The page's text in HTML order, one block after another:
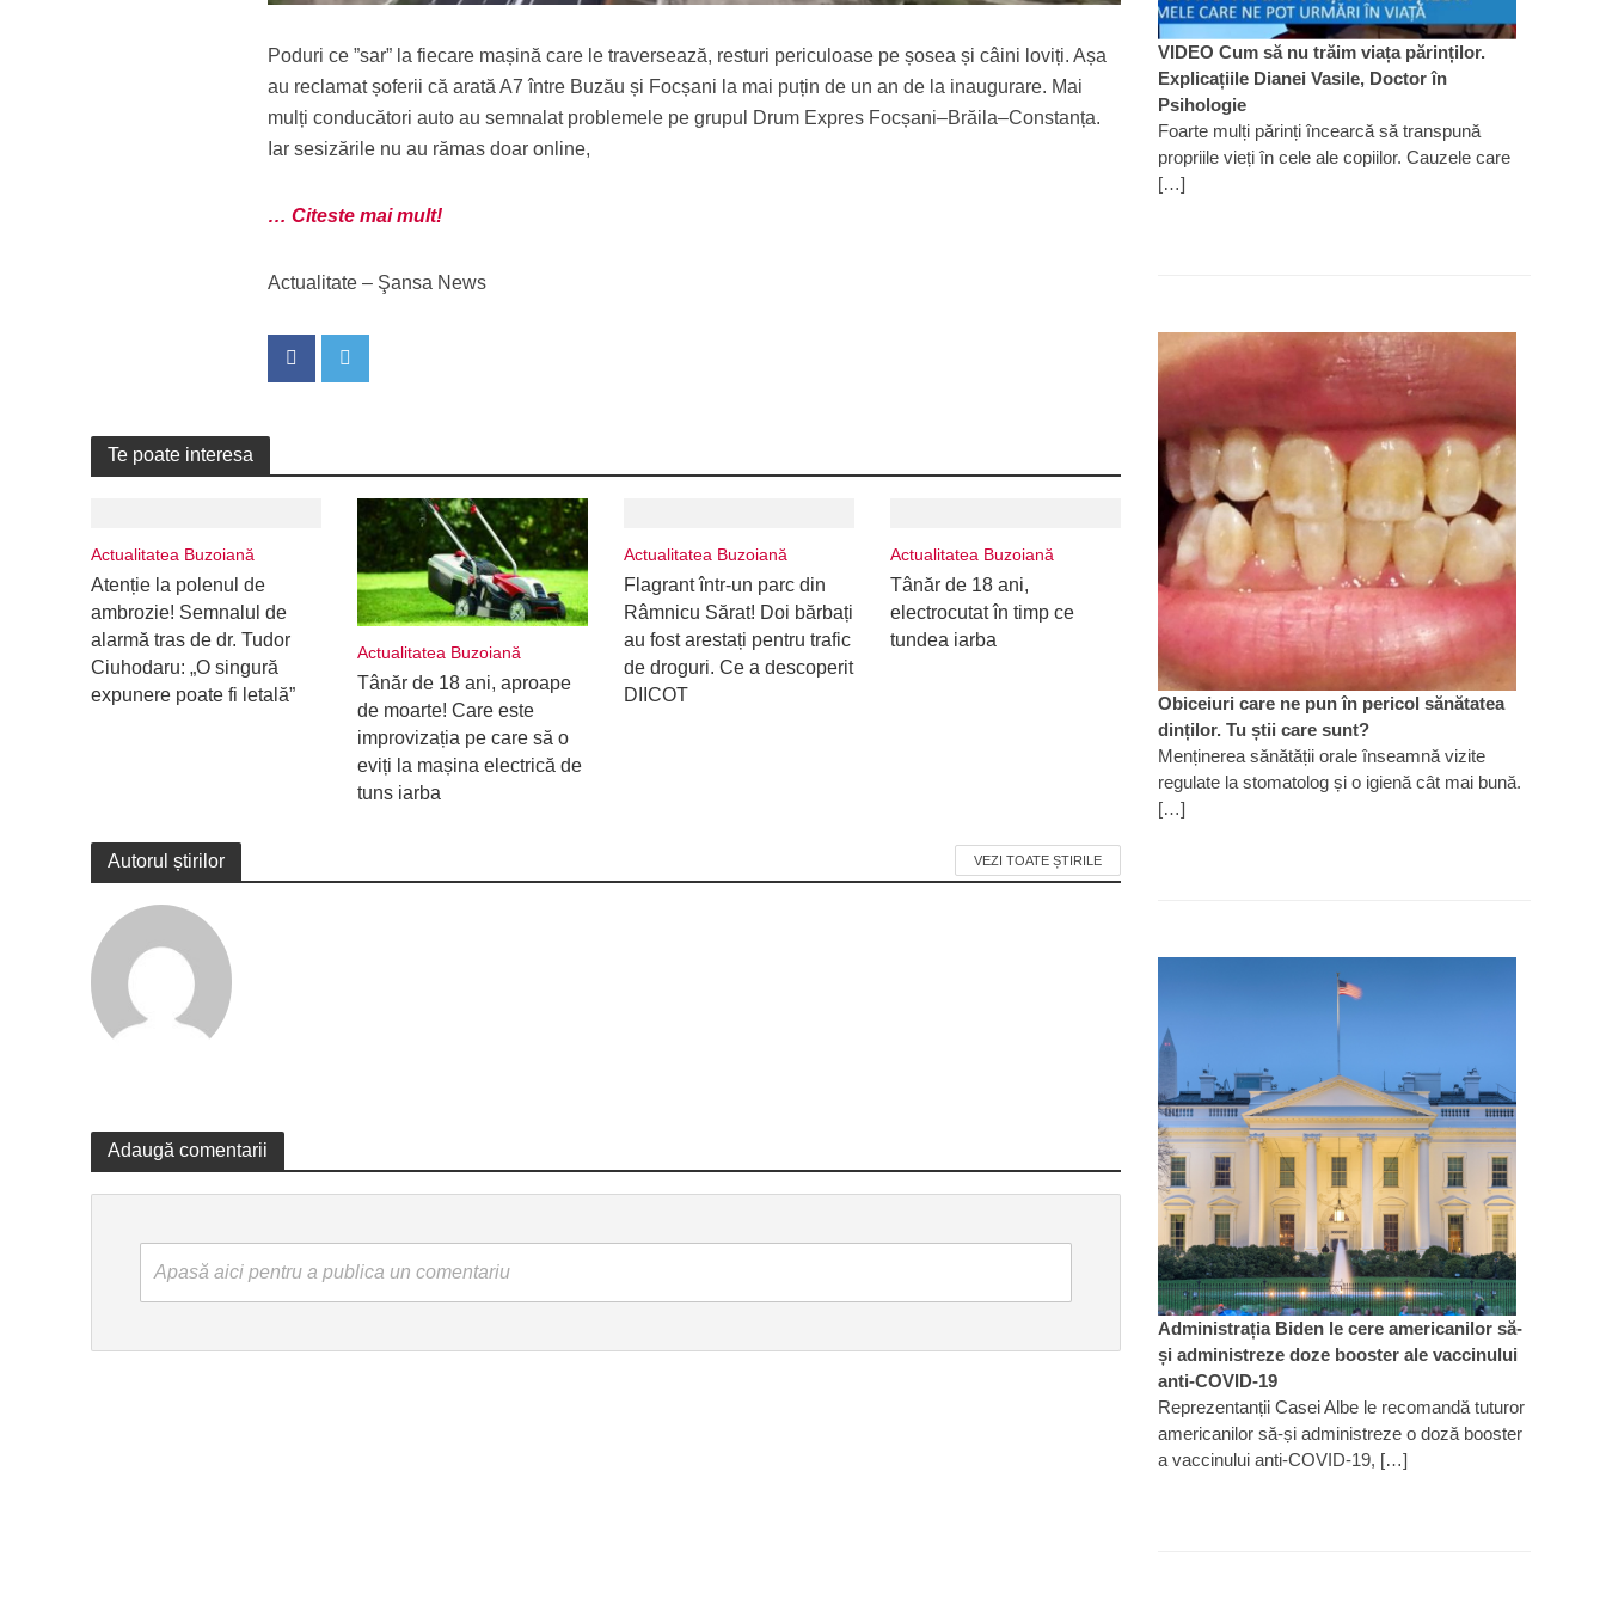
Poduri ce ”sar” la fiecare mașină care le traversează, resturi periculoase pe șosea și câini loviți. Așa
au reclamat șoferii că arată A7 între Buzău și Focșani la mai puțin de un an de la inaugurare. Mai
mulți conducători auto au semnalat problemele pe grupul Drum Expres Focșani–Brăila–Constanța.
Iar sesizările nu au rămas doar online,
… Citeste mai mult!
Actualitate – Şansa News
Te poate interesa
Actualitatea Buzoiană
Atenție la polenul de
ambrozie! Semnalul de
alarmă tras de dr. Tudor
Ciuhodaru: „O singură
expunere poate fi letală”
Actualitatea Buzoiană
Tânăr de 18 ani, aproape
de moarte! Care este
improvizația pe care să o
eviți la mașina electrică de
tuns iarba
Actualitatea Buzoiană
Flagrant într-un parc din
Râmnicu Sărat! Doi bărbați
au fost arestați pentru trafic
de droguri. Ce a descoperit
DIICOT
Actualitatea Buzoiană
Tânăr de 18 ani,
electrocutat în timp ce
tundea iarba
Autorul știrilor VEZI TOATE ȘTIRILE
Adaugă comentarii
Apasă aici pentru a publica un comentariu
VIDEO Cum să nu trăim viața părinților.
Explicațiile Dianei Vasile, Doctor în
Psihologie
Foarte mulți părinți încearcă să transpună
propriile vieți în cele ale copiilor. Cauzele care
[…]
Obiceiuri care ne pun în pericol sănătatea
dinților. Tu știi care sunt?
Menținerea sănătății orale înseamnă vizite
regulate la stomatolog și o igienă cât mai bună.
[…]
Administrația Biden le cere americanilor să-
și administreze doze booster ale vaccinului
anti-COVID-19
Reprezentanții Casei Albe le recomandă tuturor
americanilor să-și administreze o doză booster
a vaccinului anti-COVID-19, […]